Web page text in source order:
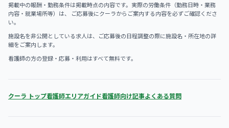
掲載中の報酬・勤務条件は掲載時点の内容です。実際の労働条件（勤務日時・業務
内容・就業場所等）は、 ご応募後にクーラからご案内する内容を必ずご確認くださ
い。
施設名を非公開としている求人は、ご応募後の日程調整の際に施設名・所在地の詳
細をご案内します。
看護師の方の登録・応募・利用はすべて無料です。
クーラ トップ看護師エリアガイド看護師向け記事よくある質問